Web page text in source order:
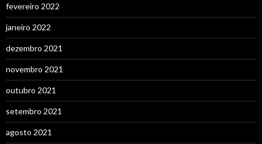
fevereiro 2022
janeiro 2022
dezembro 2021
novembro 2021
outubro 2021
setembro 2021
agosto 2021